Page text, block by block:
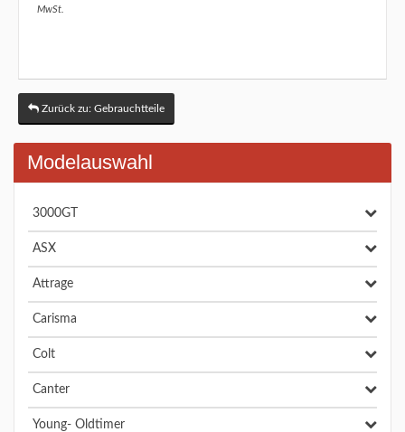
MwSt.
Zurück zu: Gebrauchtteile
Modelauswahl
3000GT
ASX
Attrage
Carisma
Colt
Canter
Young- Oldtimer